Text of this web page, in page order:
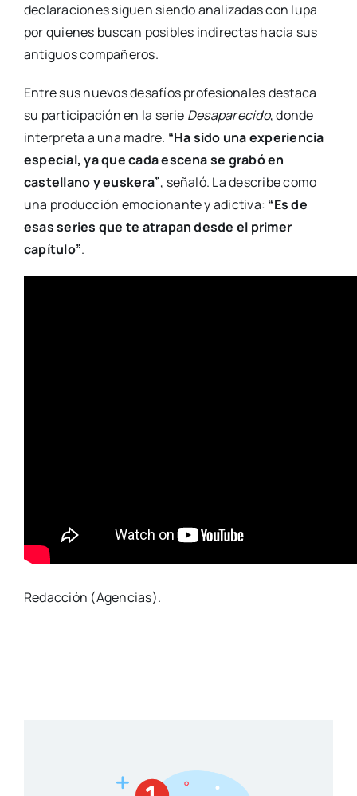
declaraciones siguen siendo analizadas con lupa
por quienes buscan posibles indirectas hacia sus
antiguos compañeros.
Entre sus nuevos desafíos profesionales destaca
su participación en la serie Desaparecido, donde
interpreta a una madre. “Ha sido una experiencia
especial, ya que cada escena se grabó en
castellano y euskera”, señaló. La describe como
una producción emocionante y adictiva: “Es de
esas series que te atrapan desde el primer
capítulo”.
Redacción (Agencias).